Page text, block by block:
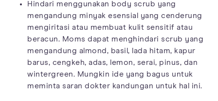
Hindari menggunakan body scrub yang
mengandung minyak esensial yang cenderung
mengiritasi atau membuat kulit sensitif atau
beracun. Moms dapat menghindari scrub yang
mengandung almond, basil, lada hitam, kapur
barus, cengkeh, adas, lemon, serai, pinus, dan
wintergreen. Mungkin ide yang bagus untuk
meminta saran dokter kandungan untuk hal ini.